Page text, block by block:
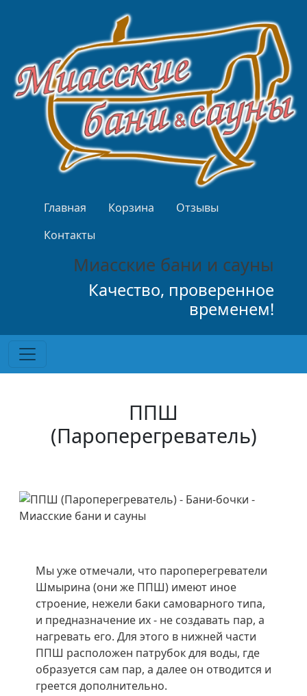
Верхнее меню
Главная Корзина
Отзывы
Контакты
Миасские бани и сауны
Качество, проверенное
временем!
ППШ
(Пароперегреватель)
Мы уже отмечали, что пароперегреватели
Шмырина (они же ППШ) имеют иное
строение, нежели баки самоварного типа,
и предназначение их - не создавать пар, а
нагревать его. Для этого в нижней части
ППШ расположен патрубок для воды, где
образуется сам пар, а далее он отводится и
греется дополнительно.